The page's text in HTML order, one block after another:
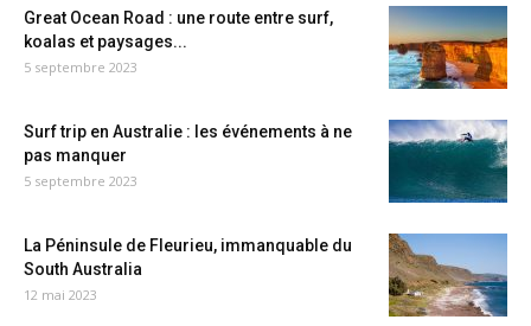
Great Ocean Road : une route entre surf,
koalas et paysages...
5 septembre 2023
Surf trip en Australie : les événements à ne
pas manquer
5 septembre 2023
La Péninsule de Fleurieu, immanquable du
South Australia
12 mai 2023